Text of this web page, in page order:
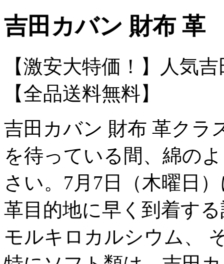
吉田カバン 財布 革
【激安大特価！】人気
【全品送料無料】
吉田カバン 財布 革クラ
を待っている間、綿の
さい。7月7日（木曜日
革目的地に早く到着す
モルキロカルシウム、